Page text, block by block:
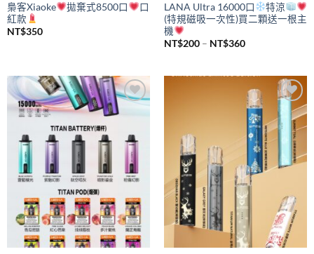
梟客Xiaoke 拋棄式8500口
口
紅款
NT$350
LANA Ultra 16000口
特涼
(特規磁吸一次性)買二顆送一根主
機
NT$200 – NT$360價
NT$200
到
NT$360
Add to
Add to
wishlist